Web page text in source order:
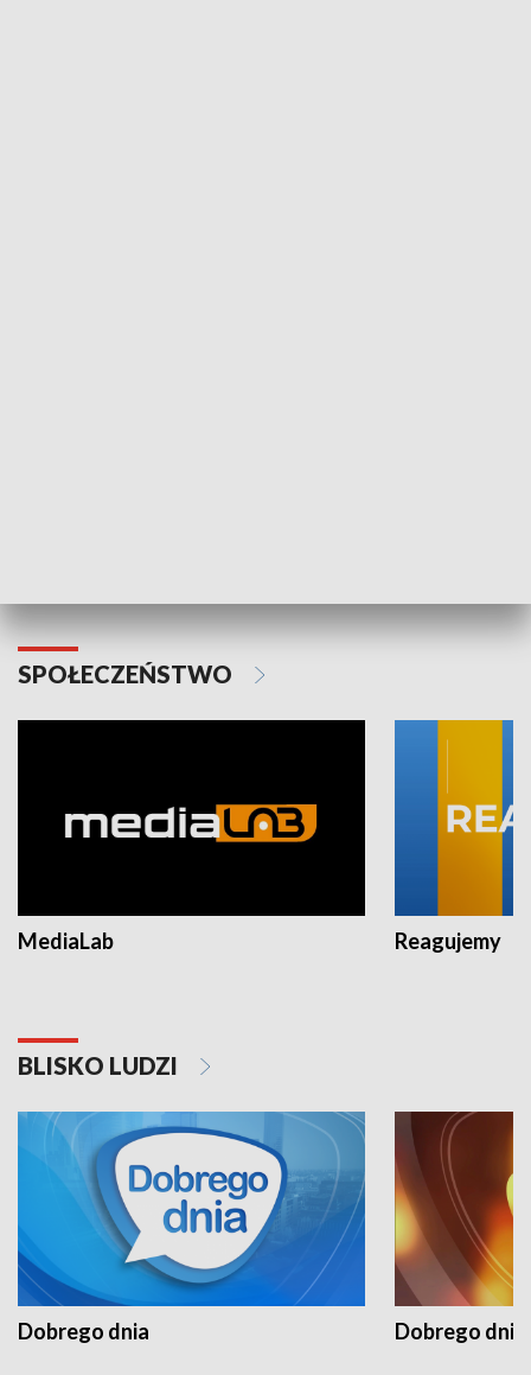
SPOŁECZEŃSTWO
MediaLab Reagujemy
BLISKO LUDZI
Dobrego dnia Dobrego dnia